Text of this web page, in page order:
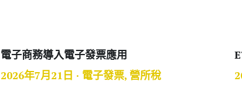
電子商務導入電子發票應用
2026年7月21日 · 電子發票, 營所稅